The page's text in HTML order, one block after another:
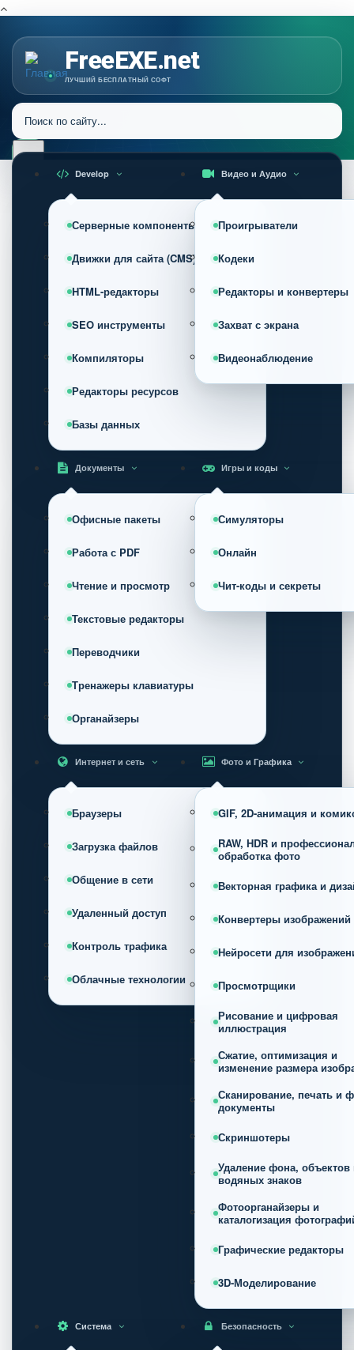
FreeEXE.net
ЛУЧШИЙ БЕСПЛАТНЫЙ СОФТ
Develop
Серверные компоненты
Движки для сайта (CMS)
HTML-редакторы
SEO инструменты
Компиляторы
Редакторы ресурсов
Базы данных
Видео и Аудио
Проигрыватели
Кодеки
Редакторы и конвертеры
Захват с экрана
Видеонаблюдение
Документы
Офисные пакеты
Работа с PDF
Чтение и просмотр
Текстовые редакторы
Переводчики
Тренажеры клавиатуры
Органайзеры
Игры и коды
Симуляторы
Онлайн
Чит-коды и секреты
Интернет и сеть
Браузеры
Загрузка файлов
Общение в сети
Удаленный доступ
Контроль трафика
Облачные технологии
Фото и Графика
GIF, 2D-анимация и
RAW, HDR и
обработка фото
Векторная графика и
Конвертеры изображений
Нейросети для
Просмотрщики
Рисование и цифровая
иллюстрация
Сжатие, оптимизация и
изменение размера
Сканирование, печать и
документы
Скриншотеры
Удаление фона, объектов
водяных знаков
Фотоорганайзеры и
каталогизация
Графические редакторы
3D-Моделирование
Система Безопасность